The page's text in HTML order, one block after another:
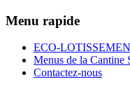
Menu rapide
ECO-
Menus de la Cantine
Contactez-nous